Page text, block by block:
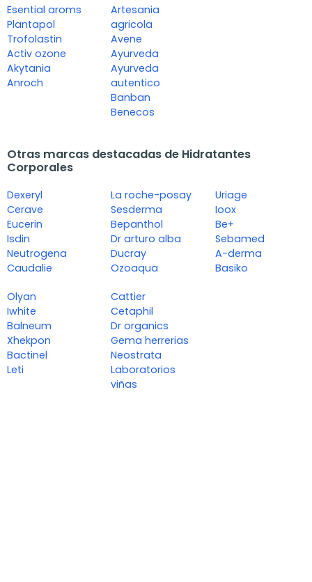
Esential aroms
Plantapol
Trofolastin
Activ ozone
Akytania
Anroch
Artesania
agricola
Avene
Ayurveda
Ayurveda
autentico
Banban
Benecos
Otras marcas destacadas de Hidratantes
Corporales
Dexeryl
Cerave
Eucerin
Isdin
Neutrogena
Caudalie
La roche-posay
Sesderma
Bepanthol
Dr arturo alba
Ducray
Ozoaqua
Uriage
Ioox
Be+
Sebamed
A-derma
Basiko
Olyan
Iwhite
Balneum
Xhekpon
Bactinel
Leti
Cattier
Cetaphil
Dr organics
Gema herrerias
Neostrata
Laboratorios
viñas